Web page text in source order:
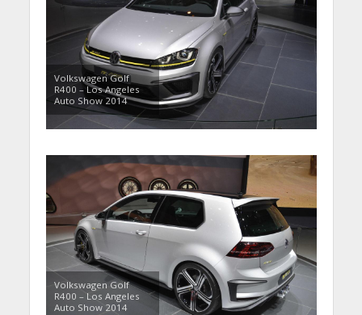
Volkswagen Golf
R400 – Los Angeles
Auto Show 2014
Volkswagen Golf
R400 – Los Angeles
Auto Show 2014